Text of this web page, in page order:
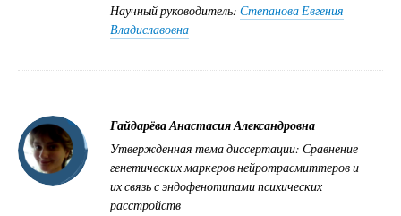
Научный руководитель: Степанова Евгения
Владиславовна
Гайдарёва Анастасия Александровна
Утвержденная тема диссертации: Сравнение
генетических маркеров нейротрасмиттеров и
их связь с эндофенотипами психических
расстройств